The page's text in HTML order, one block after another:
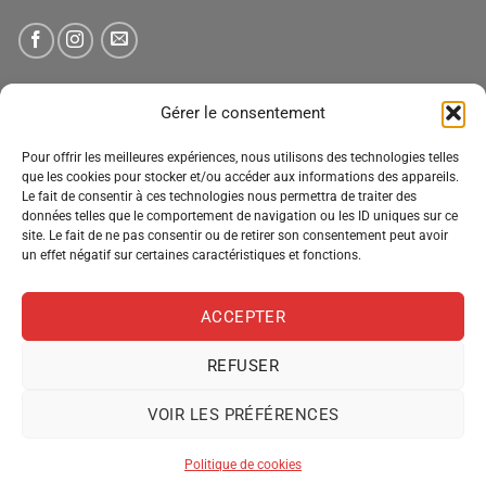
Gérer le consentement
Pour offrir les meilleures expériences, nous utilisons des technologies telles
que les cookies pour stocker et/ou accéder aux informations des appareils.
Le fait de consentir à ces technologies nous permettra de traiter des
données telles que le comportement de navigation ou les ID uniques sur ce
site. Le fait de ne pas consentir ou de retirer son consentement peut avoir
un effet négatif sur certaines caractéristiques et fonctions.
ACCEPTER
REFUSER
VOIR LES PRÉFÉRENCES
Politique de cookies
Tenez-vous informé des nouveautés, des offres spéciales
et des remises.
Copyright 2026 ©Pro Distribution